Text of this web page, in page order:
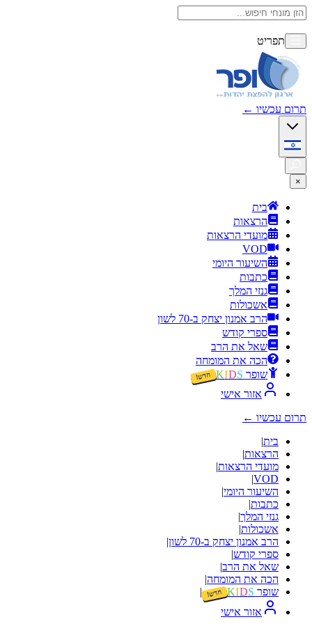
תפריט
תרום עכשיו ←
×
בית
הרצאות
מועדי הרצאות
VOD
השיעור היומי
כתבות
גנזי המלך
אשכולות
הרב אמנון יצחק ב-70 לשון
ספרי קודש
שאל את הרב
הכה את המומחה
שופר
KIDS חדש!
אזור אישי
תרום עכשיו ←
בית|
הרצאות|
מועדי הרצאות|
VOD
|
השיעור היומי|
כתבות|
גנזי המלך|
אשכולות|
הרב אמנון יצחק ב-70 לשון
|
ספרי קודש|
שאל את הרב|
הכה את המומחה|
שופר
KIDS חדש! |
אזור אישי